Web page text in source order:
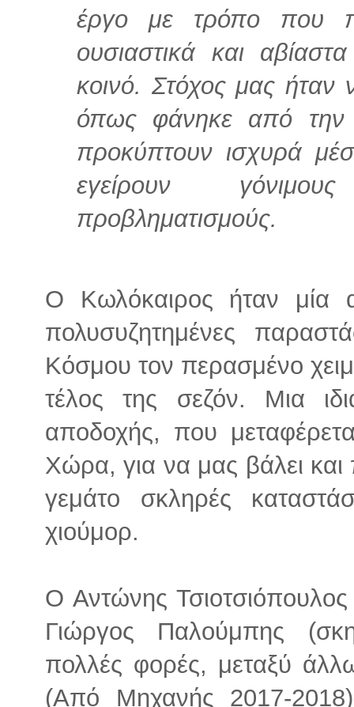
έργο με τρόπο που
ουσιαστικά και
κοινό. Στόχος μας
όπως φάνηκε από την
προκύπτουν ισχυρά
εγείρουν
προβληματισμούς.
Ο Κωλόκαιρος ήταν μία
πολυσυζητημένες
Κόσμου τον περασμένο
τέλος της σεζόν. Μια
αποδοχής, που
Χώρα, για να μας βάλει και
γεμάτο σκληρές
χιούμορ.
Ο Αντώνης
Γιώργος Παλούμπης
πολλές φορές, μεταξύ
(Από Μηχανής 2017-